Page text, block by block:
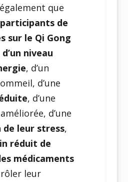
que
de
sur le Qi Gong
niveau
, d’un
d’une
, d’une
d’une
leur stress,
réduit de
médicaments
leur